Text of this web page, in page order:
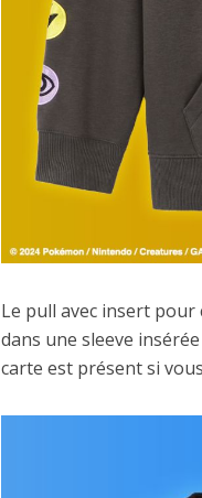
Le pull avec insert
dans une sleeve
carte est présent si